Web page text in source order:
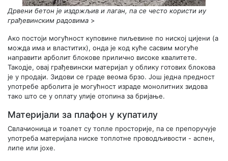
Дрвени бетон је издржљив и лаган, па се често користи иу
грађевинским радовима >
Ако постоји могућност куповине пиљевине по ниској цијени (а
можда има и властитих), онда је код куће сасвим могуће
направити арболит блокове прилично високе квалитете.
Такодје, овај грађевински материјал у облику готових блокова
је у продаји. Зидови се граде веома брзо. Још једна предност
употребе арболита је могућност израде монолитних зидова
тако што се у оплату улије отопина за бријање.
Материјали за плафон у купатилу
Свлачионица и тоалет су топле просторије, па се препоручује
употреба материјала ниске топлотне проводљивости - аспен,
липе или јохе.